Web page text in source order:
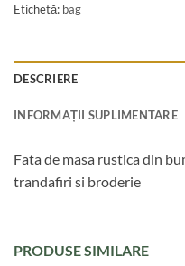
Etichetă: bag
DESCRIERE
INFORMAȚII SUPLIMENTARE
Fata de masa rustica din
trandafiri si broderie
PRODUSE SIMILARE